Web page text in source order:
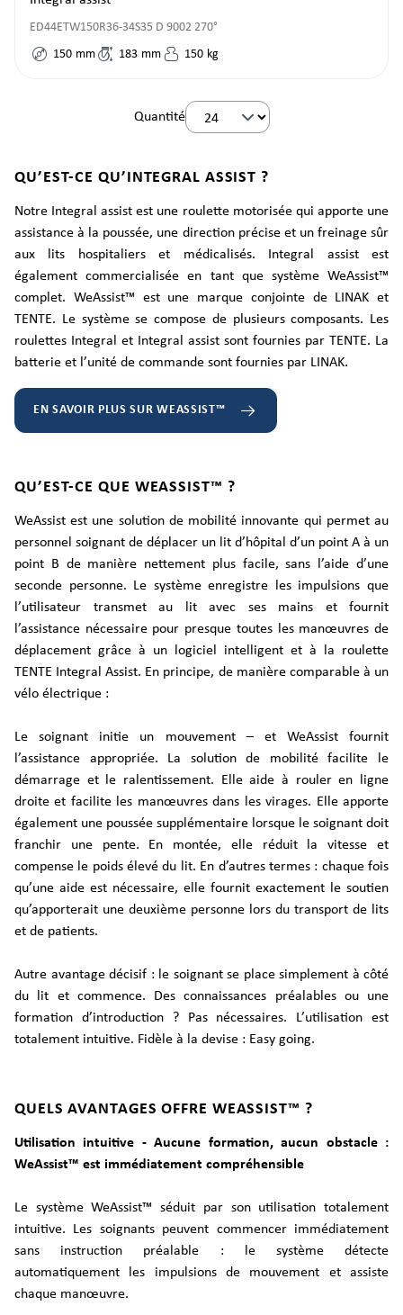
ED44ETW150R36-34S35 D 9002 270°
150 mm 183 mm 150 kg
Quantité
QU’EST-CE QU’INTEGRAL ASSIST ?
Notre Integral assist est une roulette motorisée qui apporte une
assistance à la poussée, une direction précise et un freinage sûr
aux lits hospitaliers et médicalisés. Integral assist est
également commercialisée en tant que système WeAssist™
complet. WeAssist™ est une marque conjointe de LINAK et
TENTE. Le système se compose de plusieurs composants. Les
roulettes Integral et Integral assist sont fournies par TENTE. La
batterie et l’unité de commande sont fournies par LINAK.
EN SAVOIR PLUS SUR WEASSIST™
QU’EST-CE QUE WEASSIST™ ?
WeAssist est une solution de mobilité innovante qui permet au
personnel soignant de déplacer un lit d’hôpital d’un point A à un
point B de manière nettement plus facile, sans l’aide d’une
seconde personne. Le système enregistre les impulsions que
l’utilisateur transmet au lit avec ses mains et fournit
l’assistance nécessaire pour presque toutes les manœuvres de
déplacement grâce à un logiciel intelligent et à la roulette
TENTE Integral Assist. En principe, de manière comparable à un
vélo électrique :
Le soignant initie un mouvement – et WeAssist fournit
l’assistance appropriée. La solution de mobilité facilite le
démarrage et le ralentissement. Elle aide à rouler en ligne
droite et facilite les manœuvres dans les virages. Elle apporte
également une poussée supplémentaire lorsque le soignant doit
franchir une pente. En montée, elle réduit la vitesse et
compense le poids élevé du lit. En d’autres termes : chaque fois
qu’une aide est nécessaire, elle fournit exactement le soutien
qu’apporterait une deuxième personne lors du transport de lits
et de patients.
Autre avantage décisif : le soignant se place simplement à côté
du lit et commence. Des connaissances préalables ou une
formation d’introduction ? Pas nécessaires. L’utilisation est
totalement intuitive. Fidèle à la devise : Easy going.
QUELS AVANTAGES OFFRE WEASSIST™ ?
Utilisation intuitive - Aucune formation, aucun obstacle :
WeAssist™ est immédiatement compréhensible
Le système WeAssist™ séduit par son utilisation totalement
intuitive. Les soignants peuvent commencer immédiatement
sans instruction préalable : le système détecte
automatiquement les impulsions de mouvement et assiste
chaque manœuvre.